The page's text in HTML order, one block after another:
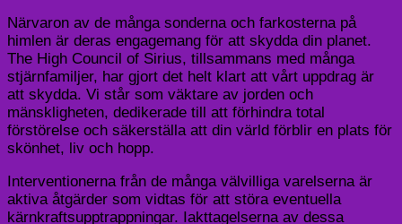
Närvaron av de många sonderna och farkosterna på
himlen är deras engagemang för att skydda din planet.
The High Council of Sirius, tillsammans med många
stjärnfamiljer, har gjort det helt klart att vårt uppdrag är
att skydda. Vi står som väktare av jorden och
mänskligheten, dedikerade till att förhindra total
förstörelse och säkerställa att din värld förblir en plats för
skönhet, liv och hopp.
Interventionerna från de många välvilliga varelserna är
aktiva åtgärder som vidtas för att störa eventuella
kärnkraftsupptrappningar. Iakttagelserna av dessa